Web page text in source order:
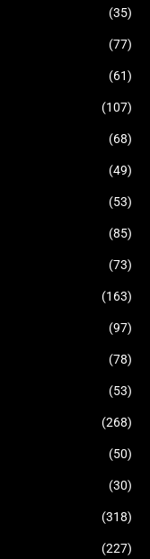
(35)
(77)
(61)
(107)
(68)
(49)
(53)
(85)
(73)
(163)
(97)
(78)
(53)
(268)
(50)
(30)
(318)
(227)